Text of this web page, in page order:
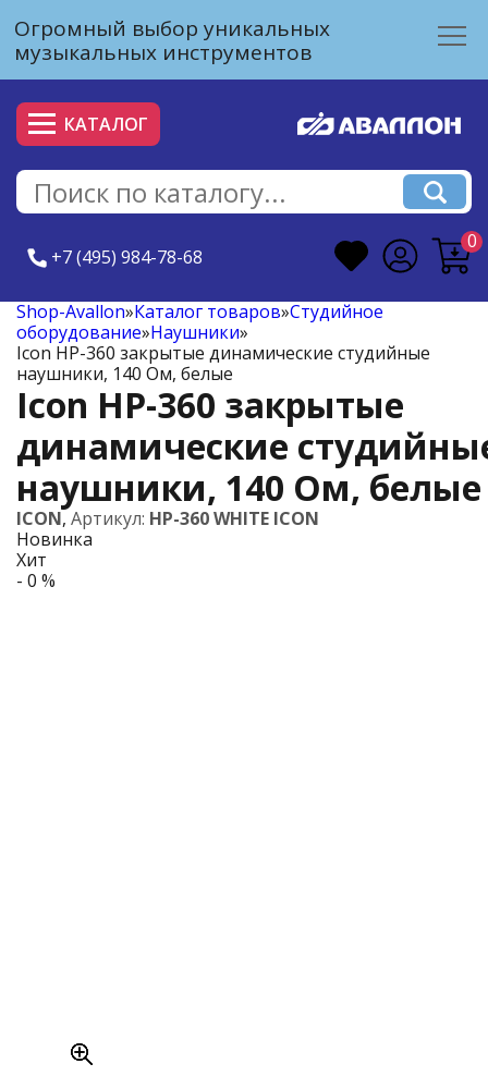
Огромный выбор уникальных
музыкальных инструментов
КАТАЛОГ
+7 (495) 984-78-68
0
Shop-Avallon»Каталог товаров»Студийное
оборудование»Наушники»
Icon HP-360 закрытые динамические студийные
наушники, 140 Ом, белые
Icon HP-360 закрытые
динамические
наушники, 140 Ом, белые
ICON,Артикул: HP-360 WHITE ICON
Новинка
Хит
- 0 %